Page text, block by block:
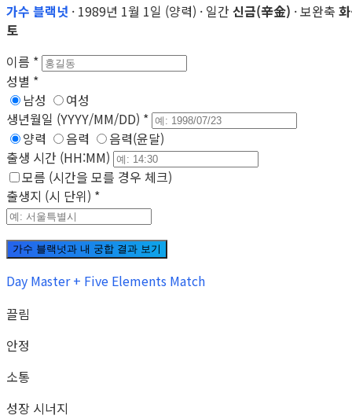
가수 블랙넛 · 1989년 1월 1일 (양력) · 일간신금(辛金) · 보완축 화
토
이름 *
성별 *
남성
여성
생년월일 (YYYY/MM/DD) *
양력
음력
음력(윤달)
출생 시간 (HH:MM)
모름 (시간을 모를 경우 체크)
출생지 (시 단위) *
가수 블랙넛과 내 궁합 결과 보기
Day Master + Five Elements Match
끌림
안정
소통
성장 시너지